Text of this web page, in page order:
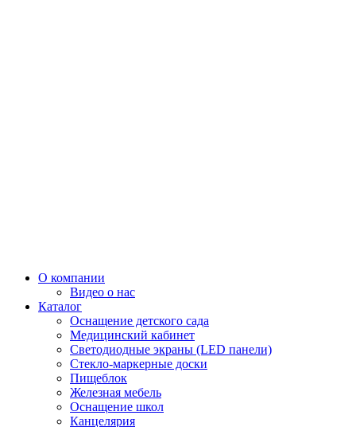
О компании
Видео о нас
Каталог
Оснащение детского сада
Медицинский кабинет
Светодиодные экраны (LED панели)
Стекло-маркерные доски
Пищеблок
Железная мебель
Оснащение школ
Канцелярия